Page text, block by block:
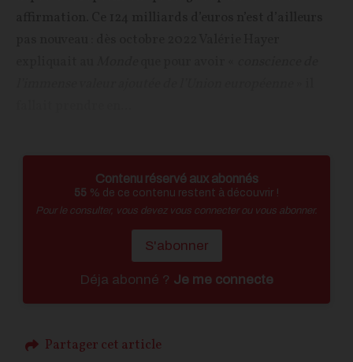
Contenu réservé aux abonnés
55 % de ce contenu restent à découvrir !
Pour le consulter, vous devez vous connecter ou vous abonner.
S'abonner
Déja abonné ? Je me connecte
Partager cet article